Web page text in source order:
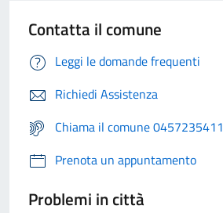
Contatta il comune
Leggi le domande frequenti
Richiedi Assistenza
Chiama il comune 0457235411
Prenota un appuntamento
Problemi in città